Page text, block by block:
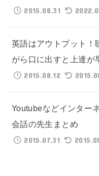
2015.08.31
英語はアウトプット！
がら口に出すと上達が
2015.08.12
Youtubeなどインター
会話の先生まとめ
2015.07.31